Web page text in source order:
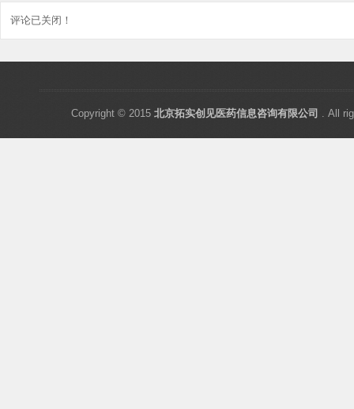
评论已关闭！
Copyright © 2015 北京拓实创见医药信息咨询有限公司 . All